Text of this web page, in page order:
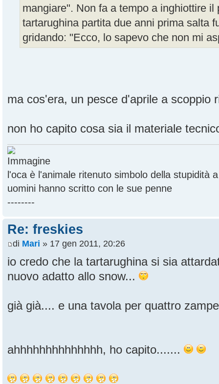
mangiare". Non fa a tempo a inghiottire il
tartarughina partita due anni prima salta
gridando: "Ecco, lo sapevo che non mi
ma cos'era, un pesce d'aprile a scoppio
non ho capito cosa sia il materiale
l'oca è l'animale ritenuto simbolo della stupidità
uomini hanno scritto con le sue penne
--------
Re: freskies
di Mari » 17 gen 2011, 20:26
io credo che la tartarughina si sia
nuovo adatto allo snow...
già già.... e una tavola per quattro
ahhhhhhhhhhhhhh, ho capito.......